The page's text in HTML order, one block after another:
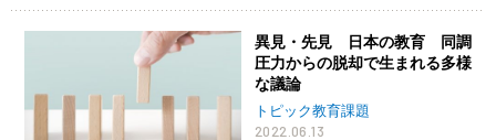
異見・先見 日本の教育 同調
圧力からの脱却で生まれる多様
な議論
トピック教育課題
2022.06.13